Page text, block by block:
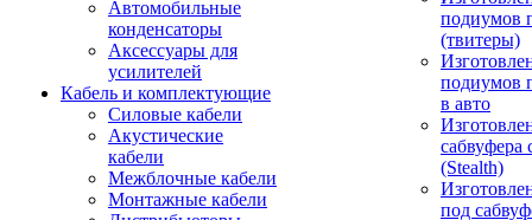
Автомобильные
конденсаторы
Аксессуары для
усилителей
Кабель и комплектующие
Силовые кабели
Акустические
кабели
Межблочные кабели
Монтажные кабели
подиумов
(твитеры)
подиумов
в авто
сабвуфера
(Stealth)
под